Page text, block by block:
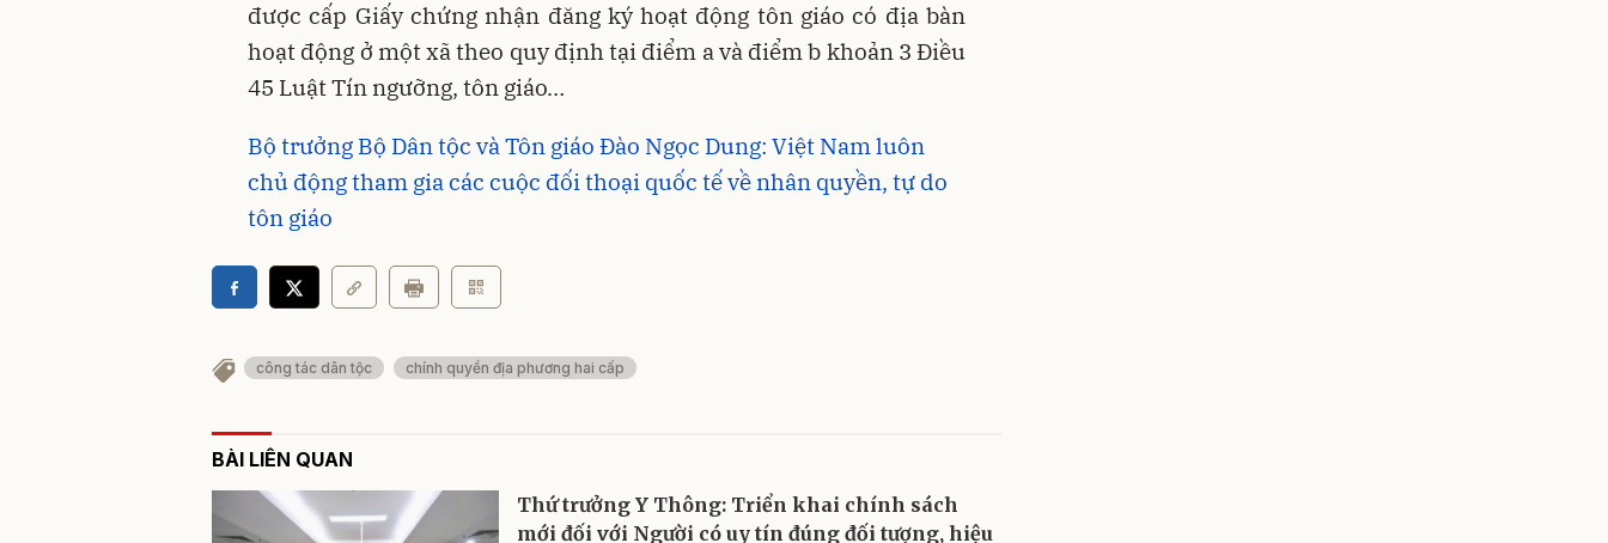
được cấp Giấy chứng nhận đăng ký hoạt động tôn giáo có địa bàn
hoạt động ở một xã theo quy định tại điểm a và điểm b khoản 3 Điều
45 Luật Tín ngưỡng, tôn giáo…
Bộ trưởng Bộ Dân tộc và Tôn giáo Đào Ngọc Dung: Việt Nam luôn
chủ động tham gia các cuộc đối thoại quốc tế về nhân quyền, tự do
tôn giáo
công tác dân tộc chính quyền địa phương hai cấp
BÀI LIÊN QUAN
Thứ trưởng Y Thông: Triển khai chính sách
mới đối với Người có uy tín đúng đối tượng, hiệu